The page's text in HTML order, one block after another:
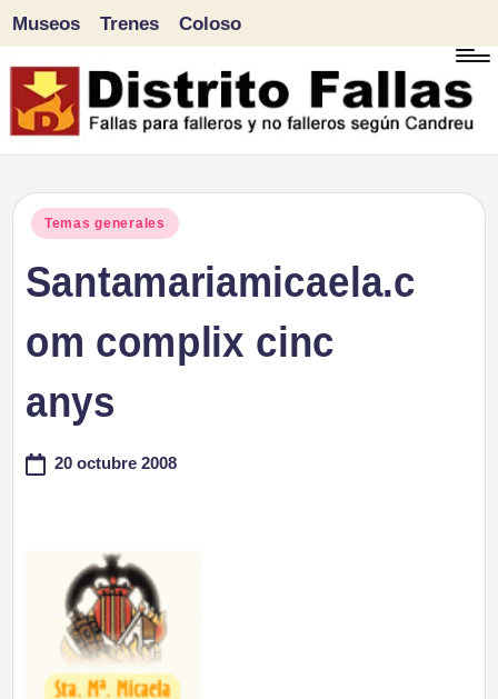
Saltar
al
Museos Trenes Coloso
Publicado
Temas generales
Santamariamicaela.c
om complix cinc
anys
20 octubre 2008